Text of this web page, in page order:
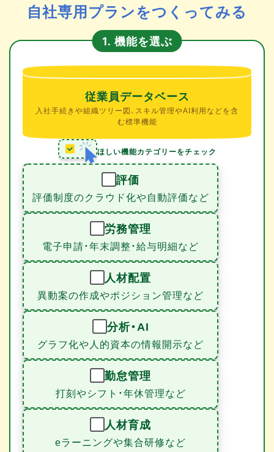
自社専用プランをつくってみる
1. 機能を選ぶ
従業員データベース
入社手続きや組織ツリー図、スキル管理やAI利用などを含
む標準機能
ほしい機能カテゴリーをチェック
評価
評価制度のクラウド化や自動評価など
労務管理
電子申請・年末調整・給与明細など
人材配置
異動案の作成やポジション管理など
分析・AI
グラフ化や人的資本の情報開示など
勤怠管理
打刻やシフト・年休管理など
人材育成
eラーニングや集合研修など